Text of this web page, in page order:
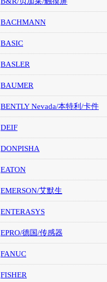
BACHMANN
BASIC
BASLER
BAUMER
BENTLY Nevada/本特利/卡件
DEIF
DONPISHA
EATON
EMERSON/艾默生
ENTERASYS
EPRO/德国/传感器
FANUC
FISHER